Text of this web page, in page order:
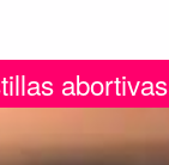
abortivas